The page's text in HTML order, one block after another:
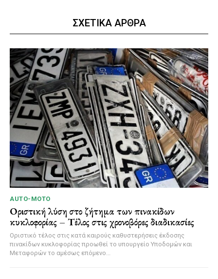
ΣΧΕΤΙΚΑ ΑΡΘΡΑ
AUTO-MOTO
Οριστική λύση στο ζήτημα των πινακίδων
κυκλοφορίας – Τέλος στις χρονοβόρες διαδικασίες
Οριστικό τέλος στις κατά καιρούς καθυστερήσεις έκδοσης
πινακίδων κυκλοφορίας προωθεί το υπουργείο Υποδομών και
Μεταφορών το αμέσως επόμενο...